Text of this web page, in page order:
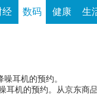
经 数码 健康 生
耳机的预约。
的预约。从京东商